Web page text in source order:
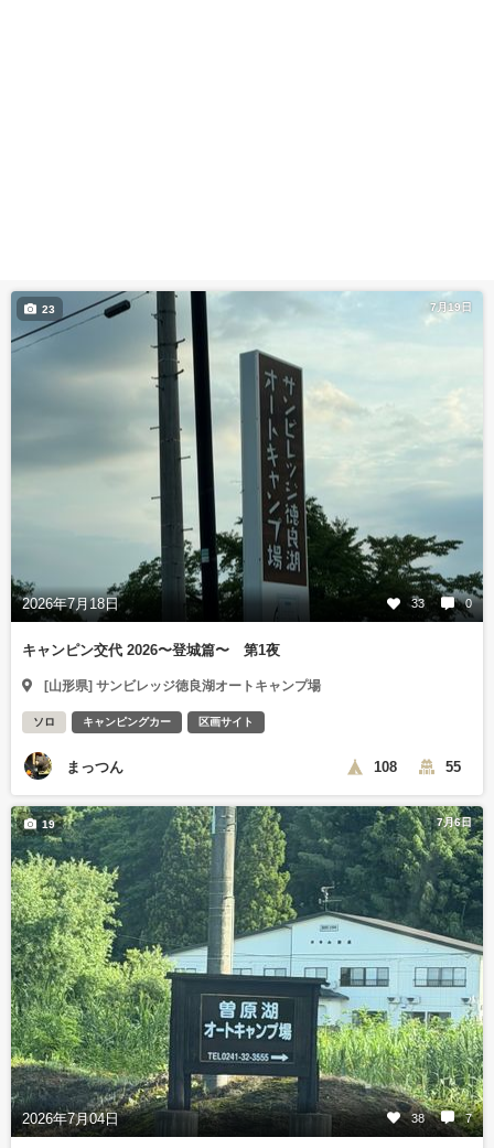
7月19日
2026年7月18日 33 0
23
キャンピン交代 2026〜登城篇〜 第1夜
[山形県] サンビレッジ徳良湖オートキャンプ場
ソロ キャンピングカー 区画サイト
まっつん 108 55
7月6日
2026年7月04日 38 7
19